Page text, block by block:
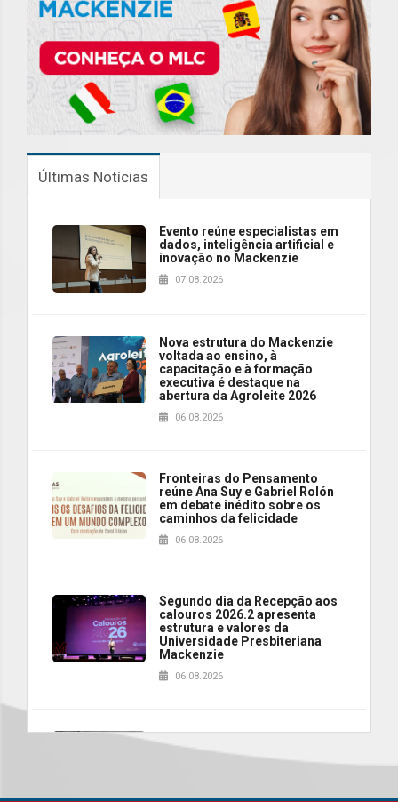
Últimas Notícias
Evento reúne especialistas em
dados, inteligência artificial e
inovação no Mackenzie
07.08.2026
Nova estrutura do Mackenzie
voltada ao ensino, à
capacitação e à formação
executiva é destaque na
abertura da Agroleite 2026
06.08.2026
Fronteiras do Pensamento
reúne Ana Suy e Gabriel Rolón
em debate inédito sobre os
caminhos da felicidade
06.08.2026
Segundo dia da Recepção aos
calouros 2026.2 apresenta
estrutura e valores da
Universidade Presbiteriana
Mackenzie
06.08.2026
de Música Brasileira
homenageia artista brasileira